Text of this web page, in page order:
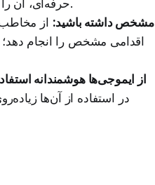
حرفه‌ای، آن را در تمام پیام‌هایی که برای مخاطب خود ارسال می‌کنید، رعایت کنید.
برای پیام آماده یک فراخوان به اقدام (Call to Action) مشخص داشته باشید: از مخاطب
اقدامی مشخص را انجام دهد؛
از ایموجی‌ها هوشمندانه
در استفاده از آن‌ها